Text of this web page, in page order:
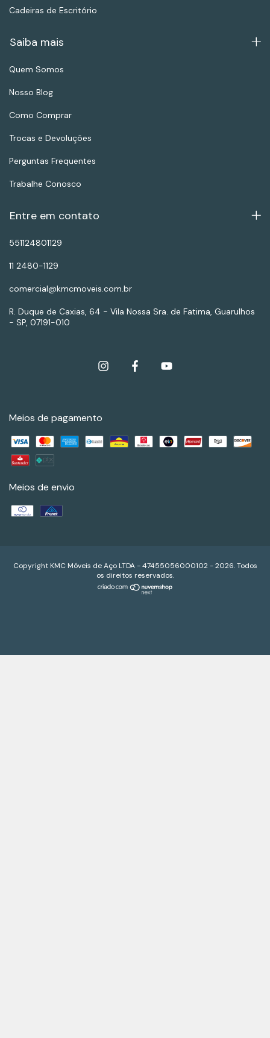
Cadeiras de Escritório
Saiba mais
Quem Somos
Nosso Blog
Como Comprar
Trocas e Devoluções
Perguntas Frequentes
Trabalhe Conosco
Entre em contato
551124801129
11 2480-1129
comercial@kmcmoveis.com.br
R. Duque de Caxias, 64 - Vila Nossa Sra. de Fatima, Guarulhos
- SP, 07191-010
Meios de pagamento
Meios de envio
Copyright KMC Móveis de Aço LTDA - 47455056000102 - 2026. Todos
os direitos reservados.